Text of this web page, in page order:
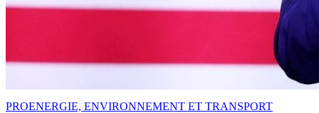
PROENERGIE, ENVIRONNEMENT ET TRANSPORT